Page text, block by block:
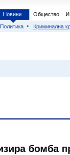
Новини Общество
Политика Криминална
бомба